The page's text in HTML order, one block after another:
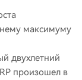
максимуму
двухлетний
произошел в